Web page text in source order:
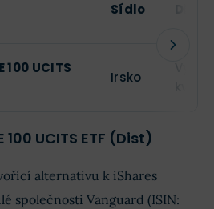
Sídlo
100 UCITS
Irsko
UCITS ETF (Dist)
alternativu k iShares
společnosti Vanguard (ISIN: